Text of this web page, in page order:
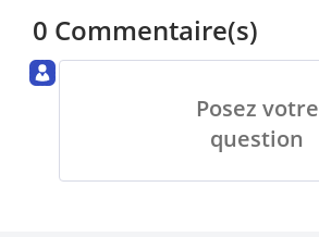
0 Commentaire(s)
Posez votre
question